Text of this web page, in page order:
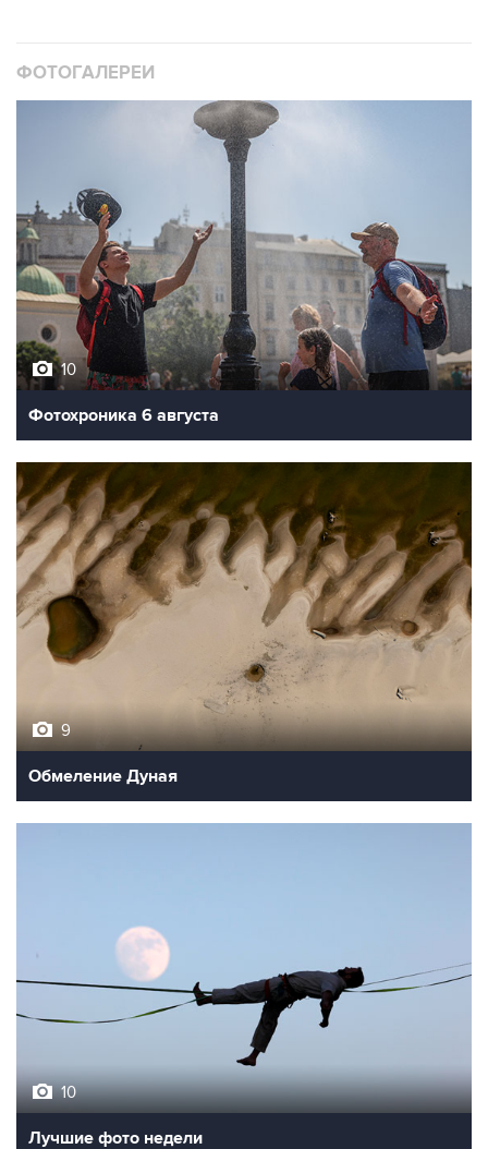
ФОТОГАЛЕРЕИ
10
Фотохроника 6 августа
9
Обмеление Дуная
10
Лучшие фото недели